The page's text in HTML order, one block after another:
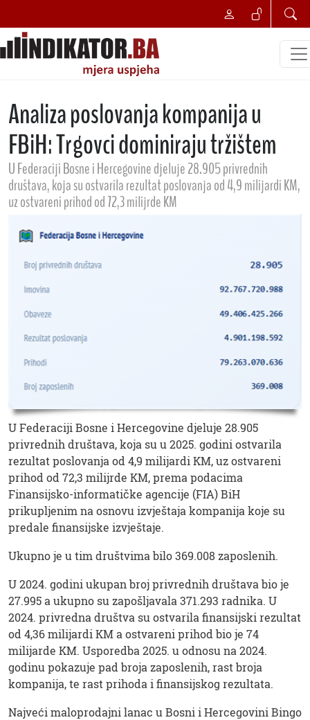
Analiza poslovanja kompanija u
FBiH: Trgovci dominiraju tržištem
U Federaciji Bosne i Hercegovine djeluje 28.905 privrednih
društava, koja su ostvarila rezultat poslovanja od 4,9 milijardi KM,
uz ostvareni prihod od 72,3 milijrde KM
U Federaciji Bosne i Hercegovine djeluje 28.905
privrednih društava, koja su u 2025. godini ostvarila
rezultat poslovanja od 4,9 milijardi KM, uz ostvareni
prihod od 72,3 milijrde KM, prema podacima
Finansijsko-informatičke agencije (FIA) BiH
prikupljenim na osnovu izvještaja kompanija koje su
predale finansijske izvještaje.
Ukupno je u tim društvima bilo 369.008 zaposlenih.
U 2024. godini ukupan broj privrednih društava bio je
27.995 a ukupno su zapošljavala 371.293 radnika. U
2024. privredna društva su ostvarila finansijski rezultat
od 4,36 milijardi KM a ostvareni prihod bio je 74
milijarde KM. Usporedba 2025. u odnosu na 2024.
godinu pokazuje pad broja zaposlenih, rast broja
kompanija, te rast prihoda i finansijskog rezultata.
Najveći maloprodajni lanac u Bosni i Hercegovini Bingo